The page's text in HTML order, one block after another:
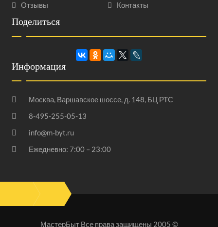
Отзывы
Контакты
Поделиться
Информация
Москва, Варшавское шоссе, д. 148, БЦ РТС
8-495-255-05-13
info@m-byt.ru
Ежедневно: 7:00 – 23:00
МастерБыт Все права защищены 2005 ©